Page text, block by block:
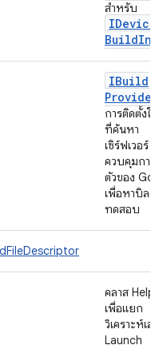
สำหรับ
IDevice
Build
IBuild
Provider
การติดตั้งใช้
ที่ค้นหา
เซิร์ฟเวอร์
ควบคุมการ
ตัวของ
เพื่อหาบิลด์
ทดสอบ
คลาส
เพื่อแยก
วิเคราะห์เส้
Launch